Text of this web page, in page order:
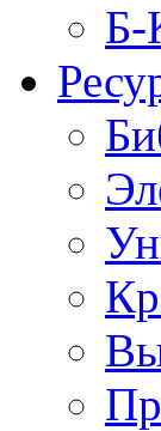
Б-